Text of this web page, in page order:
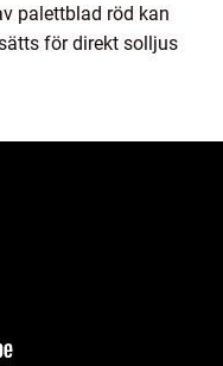
palettblad röd kan
för direkt solljus